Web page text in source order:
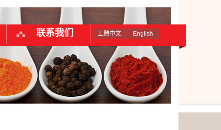
联系我们 正體中文 English